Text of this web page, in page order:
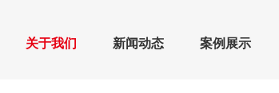
关于我们 新闻动态 案例展示